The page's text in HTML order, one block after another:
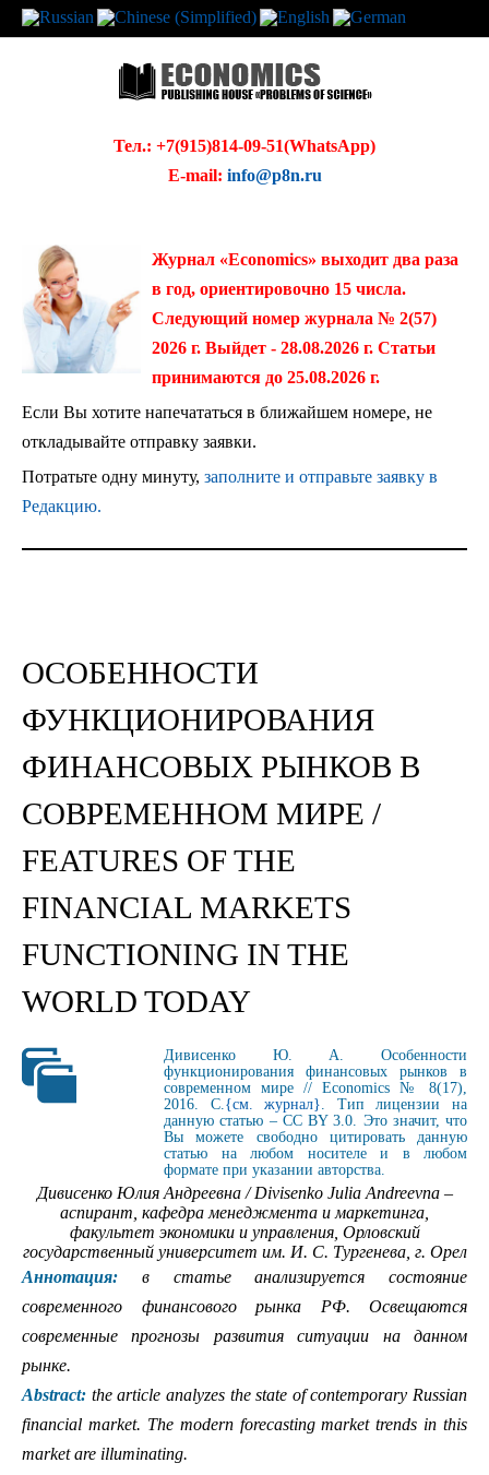
Тел.: +7(915)814-09-51(WhatsApp)
E-mail: info@p8n.ru
Журнал «Economics» выходит два раза
в год, ориентировочно 15 числа.
Следующий номер журнала № 2(57)
2026 г. Выйдет - 28.08.2026 г. Статьи
принимаются до 25.08.2026 г.
Если Вы хотите напечататься в ближайшем номере, не
откладывайте отправку заявки.
Потратьте одну минуту, заполните и отправьте заявку в
Редакцию.
ОСОБЕННОСТИ
ФУНКЦИОНИРОВАНИЯ
ФИНАНСОВЫХ РЫНКОВ В
СОВРЕМЕННОМ МИРЕ /
FEATURES OF THE
FINANCIAL MARKETS
FUNCTIONING IN THE
WORLD TODAY
Дивисенко Ю. А. Особенности
функционирования финансовых рынков в
современном мире // Economics № 8(17),
2016. С.{см. журнал}. Тип лицензии на
данную статью – CC BY 3.0. Это значит, что
Вы можете свободно цитировать данную
статью на любом носителе и в любом
формате при указании авторства.
Дивисенко Юлия Андреевна / Divisenko Julia Andreevna –
аспирант, кафедра менеджмента и маркетинга,
факультет экономики и управления, Орловский
государственный университет им. И. С. Тургенева, г. Орел
Аннотация: в статье анализируется состояние
современного финансового рынка РФ. Освещаются
современные прогнозы развития ситуации на данном
рынке.
Abstract: the article analyzes the state of contemporary Russian
financial market. The modern forecasting market trends in this
market are illuminating.